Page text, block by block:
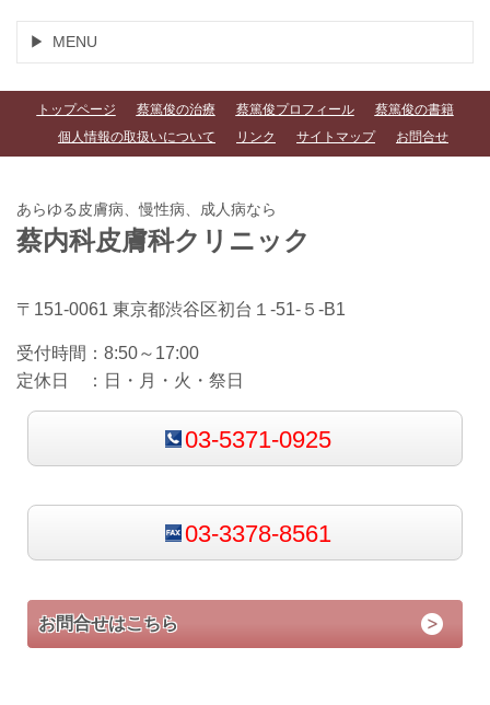
MENU
トップページ 蔡篤俊の治療 蔡篤俊プロフィール
蔡篤俊の書籍
個人情報の取扱いについて
リンク サイトマップ お問合せ
あらゆる皮膚病、慢性病、成人病なら
蔡内科皮膚科クリニック
〒151-0061 東京都渋谷区初台１-51-５-B1
受付時間：8:50～17:00
定休日 ：日・ 月・火・祭日
03-5371-0925
03-3378-8561
お問合せはこちら